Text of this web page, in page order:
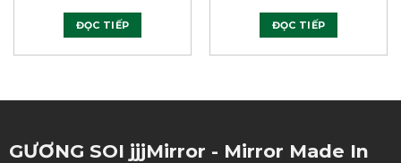
ĐỌC TIẾP ĐỌC TIẾP
GƯƠNG SOI jjjMirror - Mirror Made In